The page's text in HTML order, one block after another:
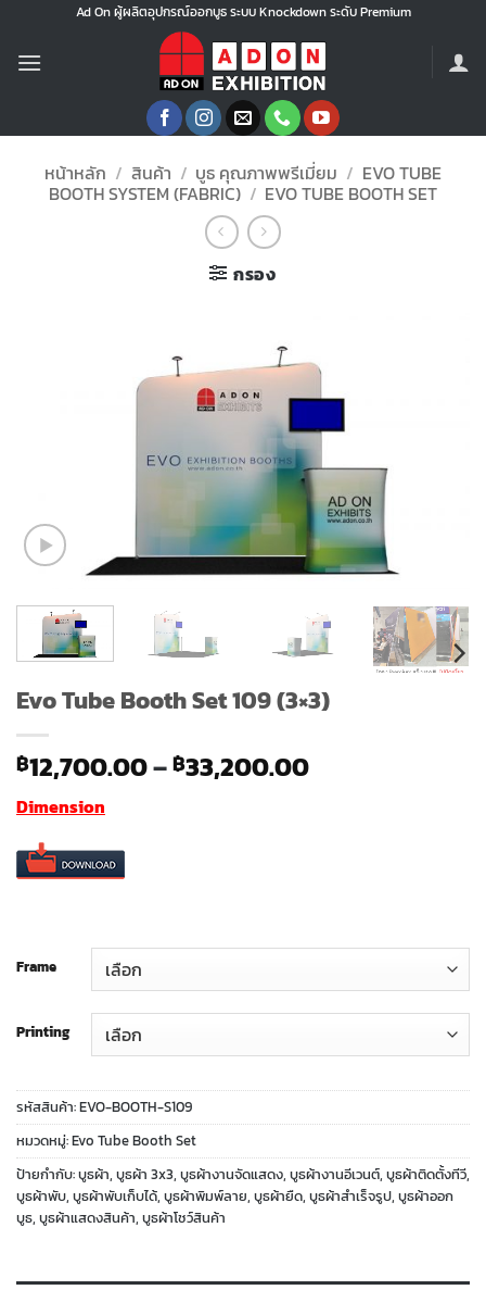
ยัง
Ad On ผู้ผลิตอุปกรณ์ออกบูธ ระบบ Knockdown ระดับ Premium
หน้าหลัก / สินค้า / บูธ คุณภาพพรีเมี่ยม / EVO TUBE
BOOTH SYSTEM (FABRIC) / EVO TUBE BOOTH SET
กรอง
Evo Tube Booth Set 109 (3×3)
฿12,700.00–฿33,200.00Price
Dimension
Frame
Printing
รหัสสินค้า:EVO-BOOTH-S109
หมวดหมู่:Evo Tube Booth Set
ป้ายกำกับ:บูธผ้า, บูธผ้า 3x3, บูธผ้างานจัดแสดง, บูธผ้างานอีเวนต์, บูธผ้าติดตั้งทีวี,
บูธผ้าพับ, บูธผ้าพับเก็บได้, บูธผ้าพิมพ์ลาย, บูธผ้ายืด, บูธผ้าสำเร็จรูป, บูธผ้าออก
บูธ, บูธผ้าแสดงสินค้า, บูธผ้าโชว์สินค้า